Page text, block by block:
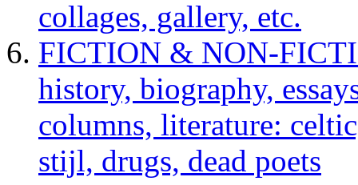
collages, gallery, etc.
FICTION & NON-
history, biography,
columns, literature:
stijl, drugs, dead poets